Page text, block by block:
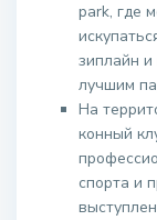
park, где
зиплайн
лучшим
На
конный
спорта и